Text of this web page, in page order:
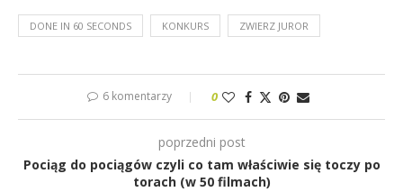
DONE IN 60 SECONDS KONKURS ZWIERZ JUROR
6 komentarzy 0
poprzedni post
Pociąg do pociągów czyli co tam właściwie się toczy po
torach (w 50 filmach)